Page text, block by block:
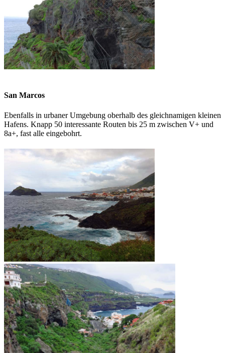
San Marcos
Ebenfalls in urbaner Umgebung oberhalb des gleichnamigen kleinen
Hafens. Knapp 50 interessante Routen bis 25 m zwischen V+ und
8a+, fast alle eingebohrt.